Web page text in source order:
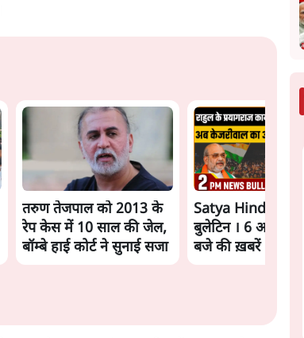
तरुण तेजपाल को 2013 के
रेप केस में 10 साल की जेल,
बॉम्बे हाई कोर्ट ने सुनाई सजा
Satya Hindi
बुलेटिन । 6 अगस्त,
बजे की ख़बरें